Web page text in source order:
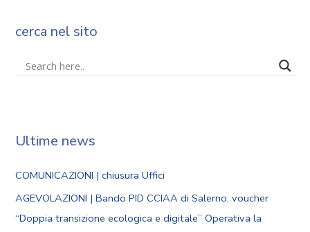
cerca nel sito
Ultime news
COMUNICAZIONI | chiusura Uffici
AGEVOLAZIONI | Bando PID CCIAA di Salerno: voucher
“Doppia transizione ecologica e digitale” Operativa la